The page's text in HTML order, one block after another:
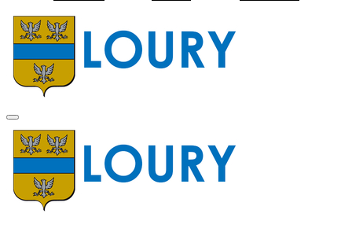
MENU
PRINCIPAL